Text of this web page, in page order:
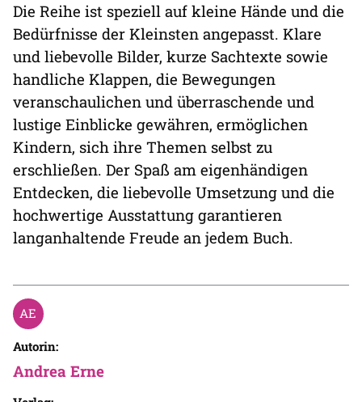
Die Reihe ist speziell auf kleine Hände und die
Bedürfnisse der Kleinsten angepasst. Klare
und liebevolle Bilder, kurze Sachtexte sowie
handliche Klappen, die Bewegungen
veranschaulichen und überraschende und
lustige Einblicke gewähren, ermöglichen
Kindern, sich ihre Themen selbst zu
erschließen. Der Spaß am eigenhändigen
Entdecken, die liebevolle Umsetzung und die
hochwertige Ausstattung garantieren
langanhaltende Freude an jedem Buch.
Autorin:
Andrea Erne